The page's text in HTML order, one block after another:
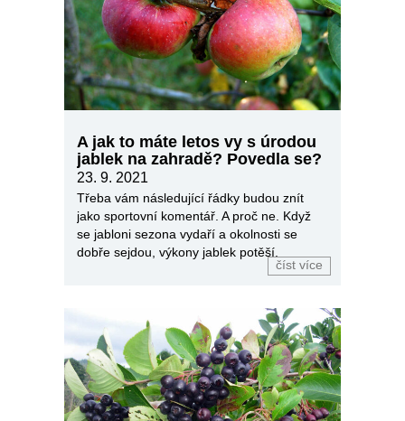
A jak to máte letos vy s úrodou
jablek na zahradě? Povedla se?
23. 9. 2021
Třeba vám následující řádky budou znít
jako sportovní komentář. A proč ne. Když
se jabloni sezona vydaří a okolnosti se
dobře sejdou, výkony jablek potěší.
číst více